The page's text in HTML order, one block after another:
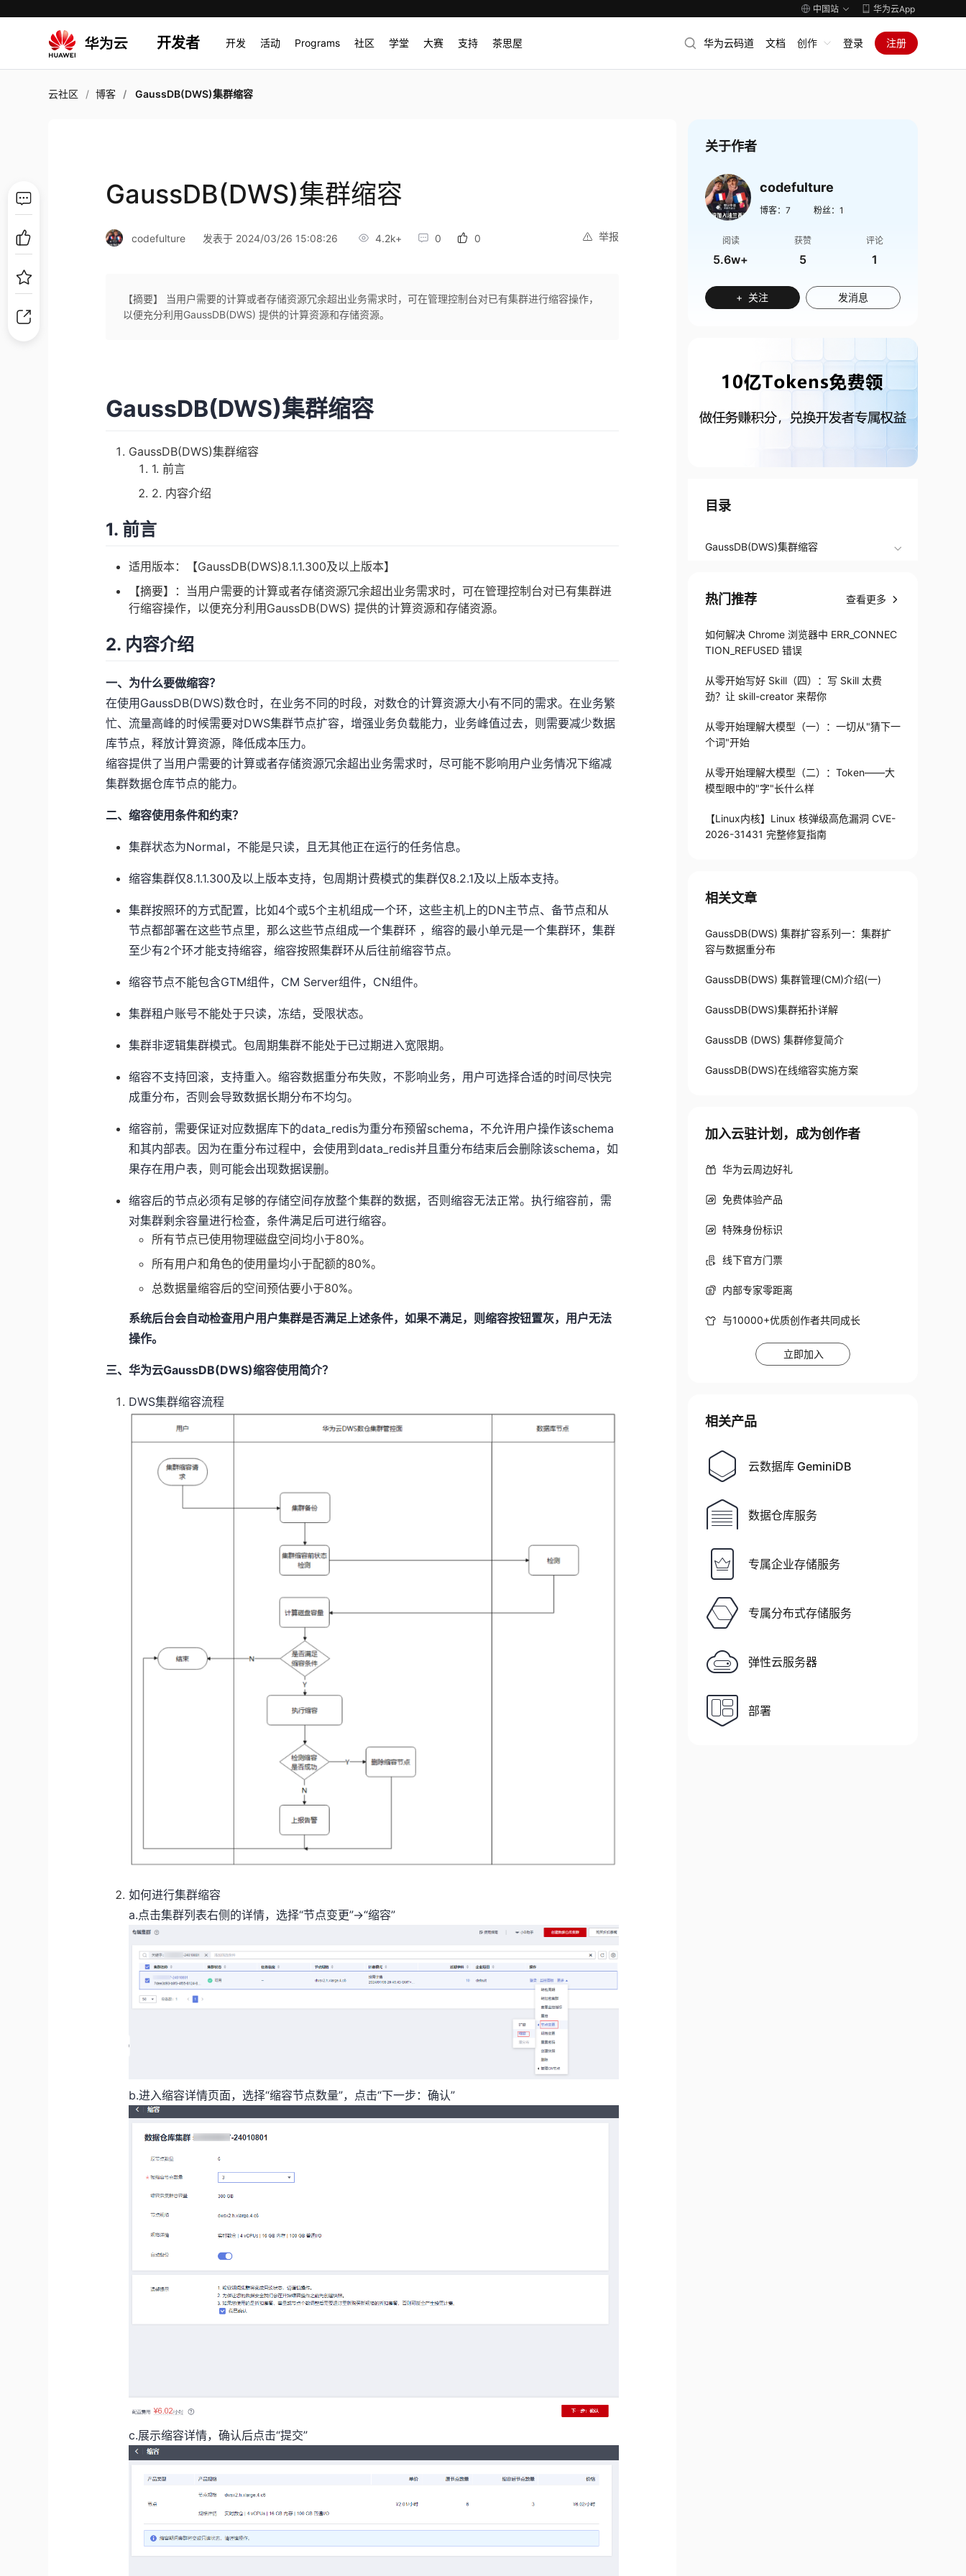
中国站 华为云App
开发者 开发 活动 Programs 社区 学堂 大赛 支持 茶思屋 华为云码道 文档 创作 登录 注册
云社区 博客 GaussDB(DWS)集群缩容
GaussDB(DWS)集群缩容
举报
codefulture 发表于 2024/03/26 15:08:26 4.2k+ 0 0
【摘要】 当用户需要的计算或者存储资源冗余超出业务需求时，可在管理控制台对已有集群进行缩容操作，
以便充分利用GaussDB(DWS) 提供的计算资源和存储资源。
GaussDB(DWS)集群缩容
GaussDB(DWS)集群缩容
1. 前言
2. 内容介绍
1. 前言
适用版本：【GaussDB(DWS)8.1.1.300及以上版本】
【摘要】：当用户需要的计算或者存储资源冗余超出业务需求时，可在管理控制台对已有集群进
行缩容操作，以便充分利用GaussDB(DWS) 提供的计算资源和存储资源。
2. 内容介绍
一、为什么要做缩容？
在使用GaussDB(DWS)数仓时，在业务不同的时段，对数仓的计算资源大小有不同的需求。在业务繁
忙、流量高峰的时候需要对DWS集群节点扩容，增强业务负载能力，业务峰值过去，则需要减少数据
库节点，释放计算资源，降低成本压力。
缩容提供了当用户需要的计算或者存储资源冗余超出业务需求时，尽可能不影响用户业务情况下缩减
集群数据仓库节点的能力。
二、缩容使用条件和约束？
集群状态为Normal，不能是只读，且无其他正在运行的任务信息。
缩容集群仅8.1.1.300及以上版本支持，包周期计费模式的集群仅8.2.1及以上版本支持。
集群按照环的方式配置，比如4个或5个主机组成一个环，这些主机上的DN主节点、备节点和从
节点都部署在这些节点里，那么这些节点组成一个集群环 ，缩容的最小单元是一个集群环，集群
至少有2个环才能支持缩容，缩容按照集群环从后往前缩容节点。
缩容节点不能包含GTM组件，CM Server组件，CN组件。
集群租户账号不能处于只读，冻结，受限状态。
集群非逻辑集群模式。包周期集群不能处于已过期进入宽限期。
缩容不支持回滚，支持重入。缩容数据重分布失败，不影响业务，用户可选择合适的时间尽快完
成重分布，否则会导致数据长期分布不均匀。
缩容前，需要保证对应数据库下的data_redis为重分布预留schema，不允许用户操作该schema
和其内部表。因为在重分布过程中，会使用到data_redis并且重分布结束后会删除该schema，如
果存在用户表，则可能会出现数据误删。
缩容后的节点必须有足够的存储空间存放整个集群的数据，否则缩容无法正常。执行缩容前，需
对集群剩余容量进行检查，条件满足后可进行缩容。
所有节点已使用物理磁盘空间均小于80%。
所有用户和角色的使用量均小于配额的80%。
总数据量缩容后的空间预估要小于80%。
系统后台会自动检查用户用户集群是否满足上述条件，如果不满足，则缩容按钮置灰，用户无法
操作。
三、华为云GaussDB(DWS)缩容使用简介？
DWS集群缩容流程
如何进行集群缩容
a.点击集群列表右侧的详情，选择“节点变更”->“缩容”
b.进入缩容详情页面，选择“缩容节点数量”，点击“下一步：确认”
c.展示缩容详情，确认后点击“提交”
关于作者
codefulture
博客： 7 粉丝： 1
阅读
5.6w+
获赞
5
评论
1
+ 关注 发消息
目录
GaussDB(DWS)集群缩容
热门推荐 查看更多
如何解决 Chrome 浏览器中 ERR_CONNEC
TION_REFUSED 错误
从零开始写好 Skill（四）：写 Skill 太费
劲？让 skill-creator 来帮你
从零开始理解大模型（一）：一切从"猜下一
个词"开始
从零开始理解大模型（二）：Token——大
模型眼中的"字"长什么样
【Linux内核】Linux 核弹级高危漏洞 CVE-
2026-31431 完整修复指南
相关文章
GaussDB(DWS) 集群扩容系列一：集群扩
容与数据重分布
GaussDB(DWS) 集群管理(CM)介绍(一)
GaussDB(DWS)集群拓扑详解
GaussDB (DWS) 集群修复简介
GaussDB(DWS)在线缩容实施方案
加入云驻计划，成为创作者
华为云周边好礼
免费体验产品
特殊身份标识
线下官方门票
内部专家零距离
与10000+优质创作者共同成长
立即加入
相关产品
云数据库 GeminiDB
数据仓库服务
专属企业存储服务
专属分布式存储服务
弹性云服务器
部署